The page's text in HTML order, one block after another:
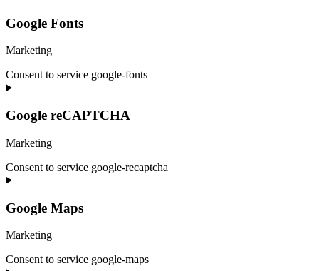
Google Fonts
Marketing
Consent to service google-fonts
Google reCAPTCHA
Marketing
Consent to service google-recaptcha
Google Maps
Marketing
Consent to service google-maps